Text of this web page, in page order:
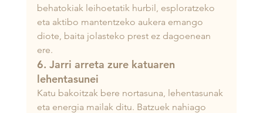
behatokiak leihoetatik hurbil, esploratzeko
eta aktibo mantentzeko aukera emango
diote, baita jolasteko prest ez dagoenean
ere.
6. Jarri arreta zure katuaren
lehentasunei
Katu bakoitzak bere nortasuna, lehentasunak
eta energia mailak ditu. Batzuek nahiago